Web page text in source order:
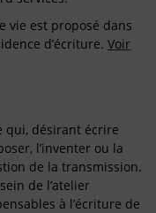
vie est proposé dans
d’écriture. Voir
qui, désirant écrire
l’inventer ou la
de la transmission.
de l’atelier
à l’écriture de